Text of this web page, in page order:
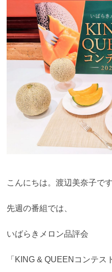
こんにちは。渡辺美奈子です
先週の番組では、
いばらきメロン品評会
「KING & QUEENコンテス